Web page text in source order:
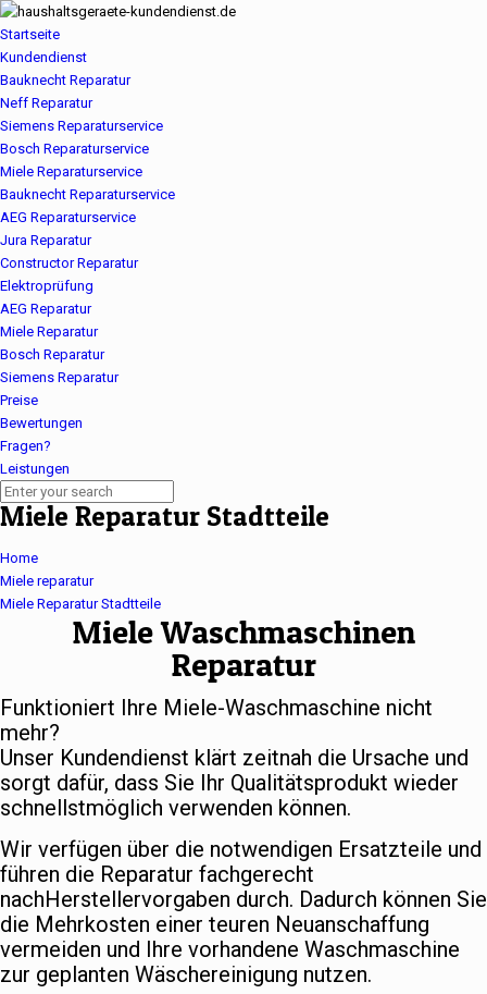
Startseite
Kundendienst
Bauknecht Reparatur
Neff Reparatur
Siemens Reparaturservice
Bosch Reparaturservice
Miele Reparaturservice
Bauknecht Reparaturservice
AEG Reparaturservice
Jura Reparatur
Constructor Reparatur
Elektroprüfung
AEG Reparatur
Miele Reparatur
Bosch Reparatur
Siemens Reparatur
Preise
Bewertungen
Fragen?
Leistungen
Miele Reparatur Stadtteile
Home
Miele reparatur
Miele Reparatur Stadtteile
Miele Waschmaschinen
Reparatur
Funktioniert Ihre Miele-Waschmaschine nicht
mehr?
Unser Kundendienst klärt zeitnah die Ursache und
sorgt dafür, dass Sie Ihr Qualitätsprodukt wieder
schnellstmöglich verwenden können.
Wir verfügen über die notwendigen Ersatzteile und
führen die Reparatur fachgerecht
nachHerstellervorgaben durch. Dadurch können Sie
die Mehrkosten einer teuren Neuanschaffung
vermeiden und Ihre vorhandene Waschmaschine
zur geplanten Wäschereinigung nutzen.